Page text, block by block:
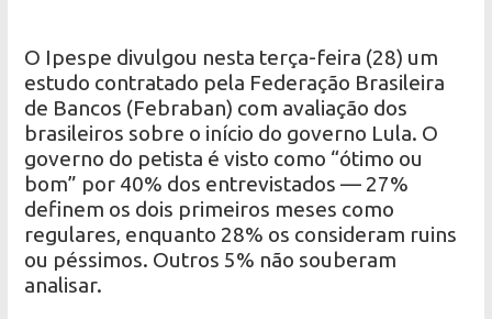
O Ipespe divulgou nesta terça-feira (28) um
estudo contratado pela Federação Brasileira
de Bancos (Febraban) com avaliação dos
brasileiros sobre o início do governo Lula. O
governo do petista é visto como “ótimo ou
bom” por 40% dos entrevistados — 27%
definem os dois primeiros meses como
regulares, enquanto 28% os consideram ruins
ou péssimos. Outros 5% não souberam
analisar.